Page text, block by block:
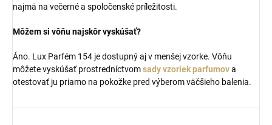
najmä na večerné a spoločenské príležitosti.
Môžem si vôňu najskôr vyskúšať?
Áno. Lux Parfém 154 je dostupný aj v menšej vzorke. Vôňu
môžete vyskúšať prostredníctvomsady vzoriek parfumova
otestovať ju priamo na pokožke pred výberom väčšieho balenia.